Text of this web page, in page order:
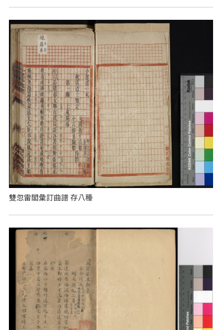
雙忽雷閣彙訂曲譜 存八種